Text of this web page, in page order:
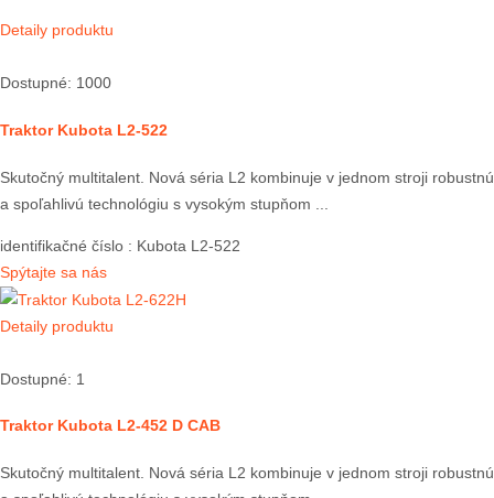
Detaily produktu
Dostupné: 1000
Traktor Kubota L2-522
Skutočný multitalent. Nová séria L2 kombinuje v jednom stroji robustnú
a spoľahlivú technológiu s vysokým stupňom ...
identifikačné číslo : Kubota L2-522
Spýtajte sa nás
Detaily produktu
Dostupné: 1
Traktor Kubota L2-452 D CAB
Skutočný multitalent. Nová séria L2 kombinuje v jednom stroji robustnú